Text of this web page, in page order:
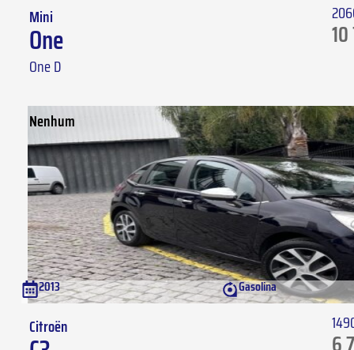
Mini
One
One D
Nenhum
2013 Gasolina
Citroën